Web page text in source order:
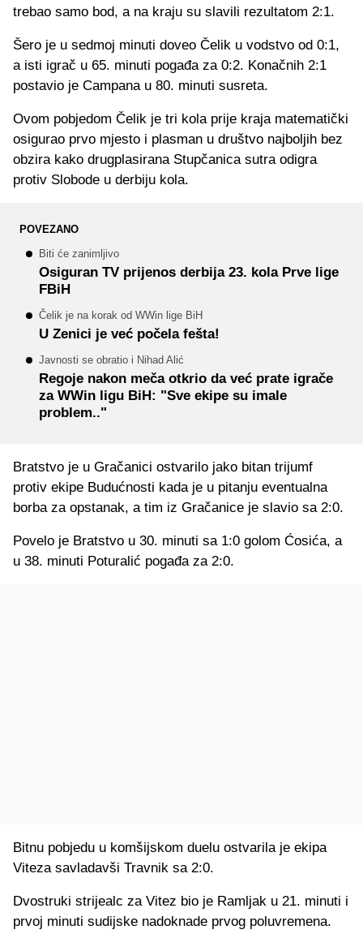
trebao samo bod, a na kraju su slavili rezultatom 2:1.
Šero je u sedmoj minuti doveo Čelik u vodstvo od 0:1,
a isti igrač u 65. minuti pogađa za 0:2. Konačnih 2:1
postavio je Campana u 80. minuti susreta.
Ovom pobjedom Čelik je tri kola prije kraja matematički
osigurao prvo mjesto i plasman u društvo najboljih bez
obzira kako drugplasirana Stupčanica sutra odigra
protiv Slobode u derbiju kola.
POVEZANO
Biti će zanimljivo
Osiguran TV prijenos derbija 23. kola Prve lige
FBiH
Čelik je na korak od WWin lige BiH
U Zenici je već počela fešta!
Javnosti se obratio i Nihad Alić
Regoje nakon meča otkrio da već prate igrače
za WWin ligu BiH: "Sve ekipe su imale
problem.."
Bratstvo je u Gračanici ostvarilo jako bitan trijumf
protiv ekipe Budućnosti kada je u pitanju eventualna
borba za opstanak, a tim iz Gračanice je slavio sa 2:0.
Povelo je Bratstvo u 30. minuti sa 1:0 golom Ćosića, a
u 38. minuti Poturalić pogađa za 2:0.
Bitnu pobjedu u komšijskom duelu ostvarila je ekipa
Viteza savladavši Travnik sa 2:0.
Dvostruki strijealc za Vitez bio je Ramljak u 21. minuti i
prvoj minuti sudijske nadoknade prvog poluvremena.